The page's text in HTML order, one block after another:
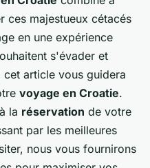
ces majestueux cétacés
en une expérience
s'évader et
article vous guidera
voyage en Croatie.
la réservation de votre
par les meilleures
nous vous fournirons